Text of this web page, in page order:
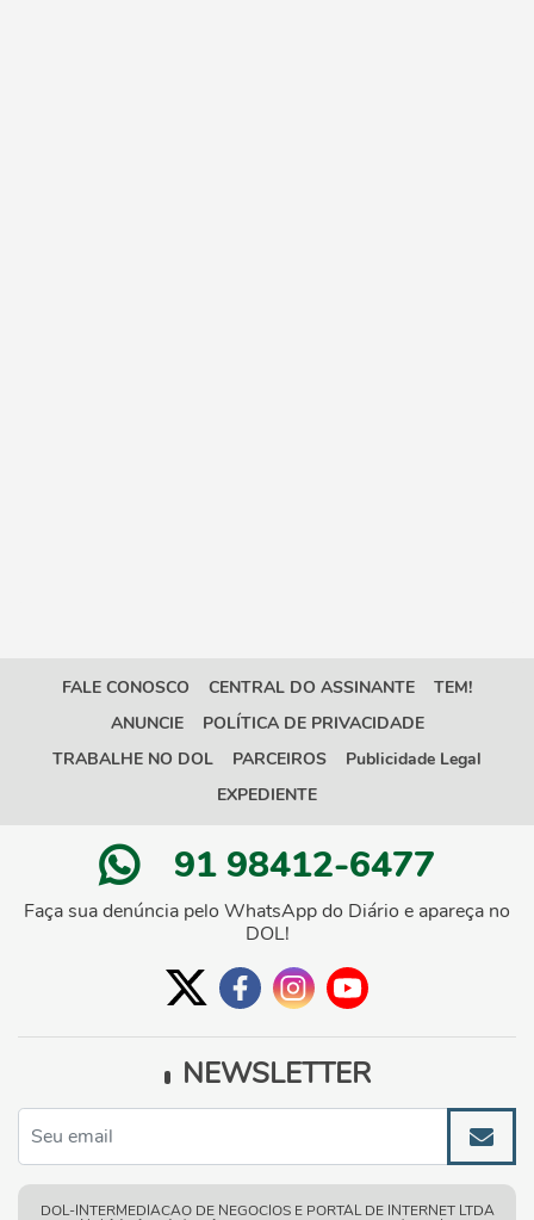
FALE CONOSCO CENTRAL DO ASSINANTE
TEM!
ANUNCIE
POLÍTICA DE PRIVACIDADE
TRABALHE NO DOL
PARCEIROS
Publicidade Legal
EXPEDIENTE
91 98412-6477
Faça sua denúncia pelo WhatsApp do Diário e apareça no
DOL!
NEWSLETTER
DOL-INTERMEDIACAO DE NEGOCIOS E PORTAL DE INTERNET LTDA